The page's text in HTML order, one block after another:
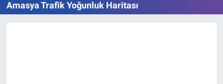
Amasya Trafik Yoğunluk Haritası